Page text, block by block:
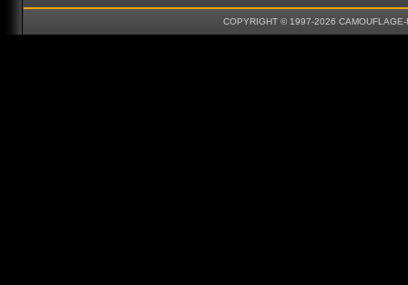
COPYRIGHT © 1997-2026 CAMOUFLAGE-